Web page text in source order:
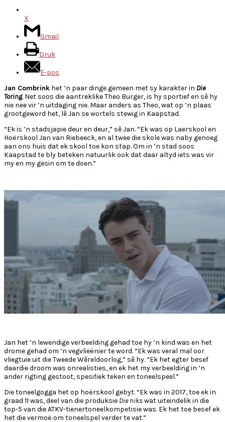
X
Gmail
Druk
E-pos
Jan Combrink het ’n paar dinge gemeen met sy karakter in Die
Toring. Net soos die aantreklike Theo Burger, is hy sportief en sê hy
nie nee vir ’n uitdaging nie. Maar anders as Theo, wat op ’n plaas
grootgeword het, lê Jan se wortels stewig in Kaapstad.
“Ek is ’n stadsjapie deur en deur,” sê Jan. “Ek was op Laerskool en
Hoërskool Jan van Riebeeck, en al twee die skole was naby genoeg
aan ons huis dat ek skool toe kon stap. Om in ’n stad soos
Kaapstad te bly beteken natuurlik ook dat daar altyd iets was vir
my en my gesin om te doen.”
Jan het ’n lewendige verbeelding gehad toe hy ’n kind was en het
drome gehad om ’n vegvlieënier te word. “Ek was veral mal oor
vliegtuie uit die Tweede Wêreldoorlog,” sê hy. “Ek het egter besef
daardie droom was onrealisties, en ek het my verbeelding in ’n
ander rigting gestoot, spesifiek teken en toneelspeel.”
Die toneelgogga het op hoërskool gebyt. “Ek was in 2017, toe ek in
graad 11 was, deel van die produksie Die niks wat uiteindelik in die
top-5 van die ATKV-tienertoneelkompetisie was. Ek het toe besef ek
het die vermoë om toneelspel verder te vat.”